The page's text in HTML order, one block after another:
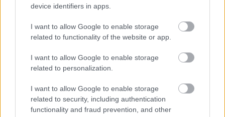
device identifiers in apps.
I want to allow Google to enable storage
related to functionality of the website or app.
I want to allow Google to enable storage
related to personalization.
I want to allow Google to enable storage
related to security, including authentication
functionality and fraud prevention, and other
Bezárja könyvkiadóját a TikTok
anyavállalata, nem jött be a nagy
ötlet
A Sony szép csendben már egy új
készülhet
PCW.lite | 2025.06.07 16:57